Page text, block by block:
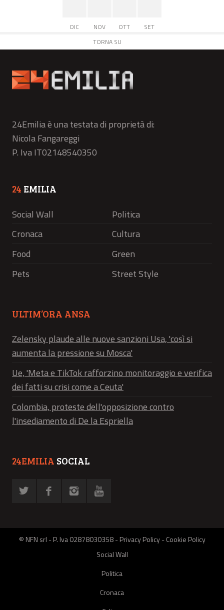
DIC NOV OTT
SET
TORNA SU
24Emilia è una testata di proprietà di:
Nicola Fangareggi
P. Iva IT02148540350
24 EMILIA
Social Wall
Politica
Cronaca
Cultura
Food
Green
Pets
Street Style
ULTIM’ORA ANSA
Zelensky plaude alle nuove sanzioni Usa, 'così si
aumenta la pressione su Mosca'
Ue, 'Meta e TikTok rafforzino monitoraggio e verifica
dei fatti su crisi come a Ceuta'
Colombia, proteste dell'opposizione contro
l'insediamento di De la Espriella
24EMILIA SOCIAL
© NFN srl - P. Iva 02878030358 -Privacy Policy-Cookie Policy
Social Wall
Politica
Cronaca